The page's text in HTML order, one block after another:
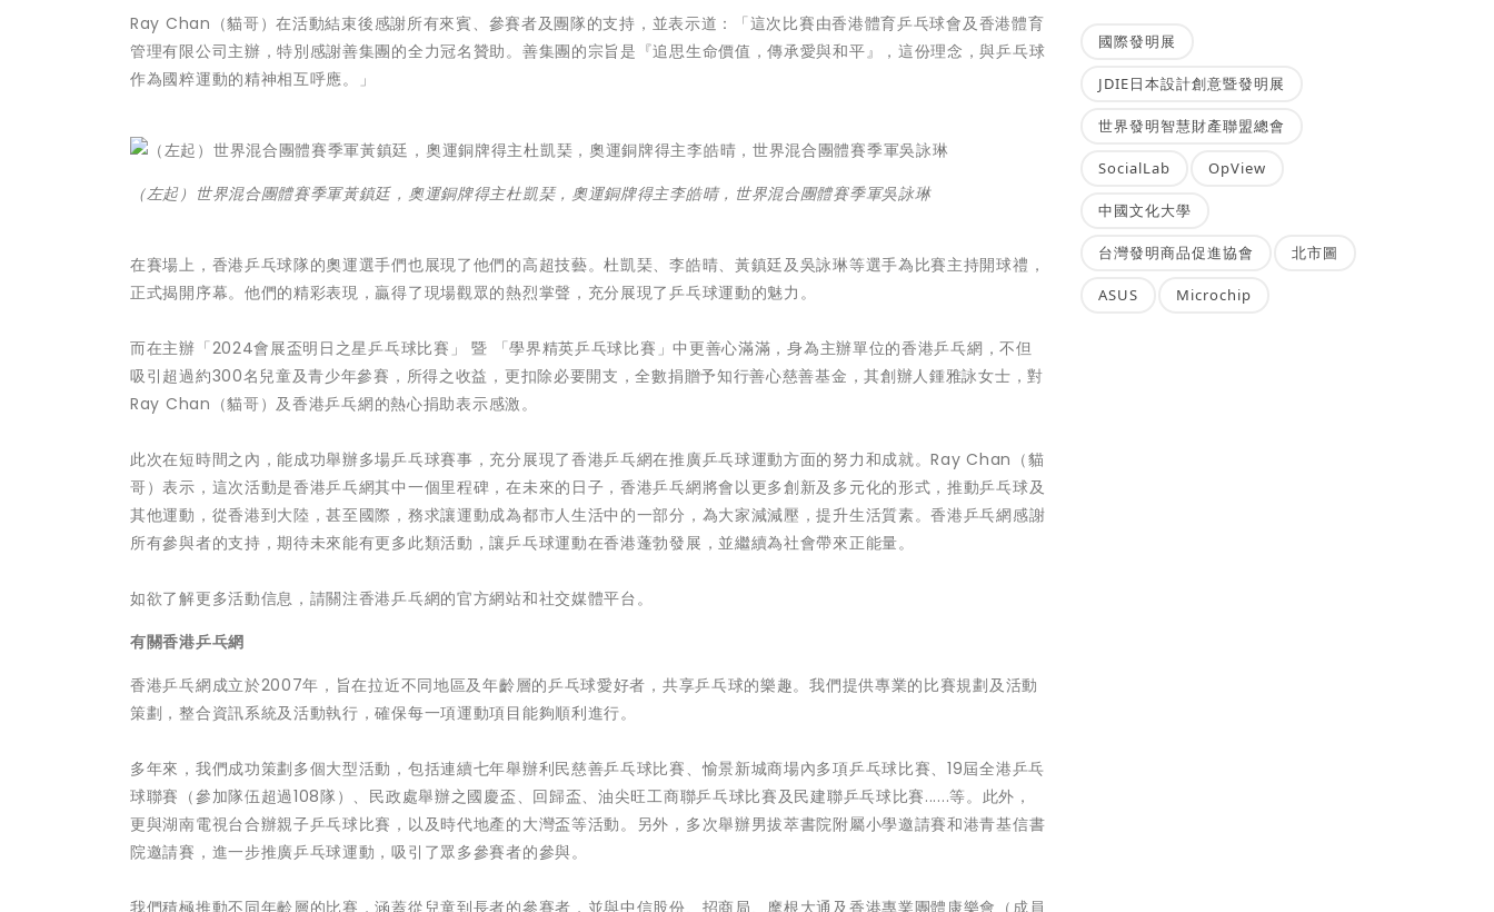
Ray Chan（貓哥）在活動結束後感謝所有來賓、參賽者及團隊的支持，並表示道：「這次比賽由香港體育乒乓球會及香港體育
管理有限公司主辦，特別感謝善集團的全力冠名贊助。善集團的宗旨是『追思生命價值，傳承愛與和平』，這份理念，與乒乓球
作為國粹運動的精神相互呼應。」
（左起）世界混合團體賽季軍黃鎮廷，奧運銅牌得主杜凱琹，奧運銅牌得主李皓晴，世界混合團體賽季軍吳詠琳
在賽場上，香港乒乓球隊的奧運選手們也展現了他們的高超技藝。杜凱琹、李皓晴、黃鎮廷及吳詠琳等選手為比賽主持開球禮，
正式揭開序幕。他們的精彩表現，贏得了現場觀眾的熱烈掌聲，充分展現了乒乓球運動的魅力。
而在主辦「2024會展盃明日之星乒乓球比賽」 暨 「學界精英乒乓球比賽」中更善心滿滿，身為主辦單位的香港乒乓網，不但
吸引超過約300名兒童及青少年參賽，所得之收益，更扣除必要開支，全數捐贈予知行善心慈善基金，其創辦人鍾雅詠女士，對
Ray Chan（貓哥）及香港乒乓網的熱心捐助表示感激。
此次在短時間之內，能成功舉辦多場乒乓球賽事，充分展現了香港乒乓網在推廣乒乓球運動方面的努力和成就。Ray Chan（貓
哥）表示，這次活動是香港乒乓網其中一個里程碑，在未來的日子，香港乒乓網將會以更多創新及多元化的形式，推動乒乓球及
其他運動，從香港到大陸，甚至國際，務求讓運動成為都市人生活中的一部分，為大家減減壓，提升生活質素。香港乒乓網感謝
所有參與者的支持，期待未來能有更多此類活動，讓乒乓球運動在香港蓬勃發展，並繼續為社會帶來正能量。
如欲了解更多活動信息，請關注香港乒乓網的官方網站和社交媒體平台。
有關香港乒乓網
香港乒乓網成立於2007年，旨在拉近不同地區及年齡層的乒乓球愛好者，共享乒乓球的樂趣。我們提供專業的比賽規劃及活動
策劃，整合資訊系統及活動執行，確保每一項運動項目能夠順利進行。
多年來，我們成功策劃多個大型活動，包括連續七年舉辦利民慈善乒乓球比賽、愉景新城商場內多項乒乓球比賽、19屆全港乒乓
球聯賽（參加隊伍超過108隊）、民政處舉辦之國慶盃、回歸盃、油尖旺工商聯乒乓球比賽及民建聯乒乓球比賽......等。此外，
更與湖南電視台合辦親子乒乓球比賽，以及時代地產的大灣盃等活動。另外，多次舉辦男拔萃書院附屬小學邀請賽和港青基信書
院邀請賽，進一步推廣乒乓球運動，吸引了眾多參賽者的參與。
國際發明展
JDIE日本設計創意暨發明展
世界發明智慧財產聯盟總會
SocialLab OpView
中國文化大學
台灣發明商品促進協會 北市圖
ASUS Microchip